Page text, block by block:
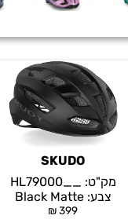
SKUDO
מק"ט: __HL79000
צבע:Black Matte
₪399